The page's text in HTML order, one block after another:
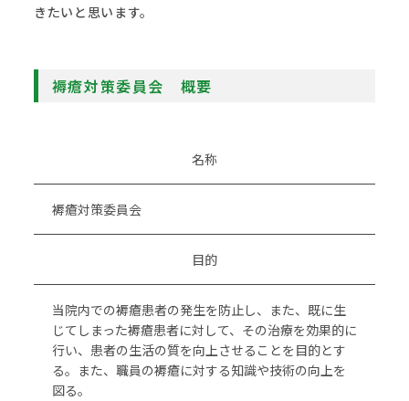
きたいと思います。
褥瘡対策委員会 概要
名称
褥瘡対策委員会
目的
当院内での褥瘡患者の発生を防止し、また、既に生
じてしまった褥瘡患者に対して、その治療を効果的に
行い、患者の生活の質を向上させることを目的とす
る。また、職員の褥瘡に対する知識や技術の向上を
図る。